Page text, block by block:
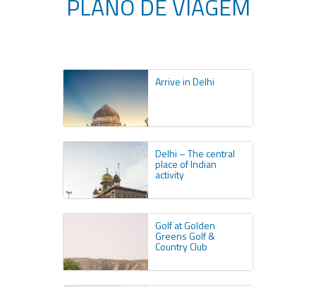
PLANO DE VIAGEM
Arrive in Delhi
Delhi – The central
place of Indian
activity
Golf at Golden
Greens Golf &
Country Club